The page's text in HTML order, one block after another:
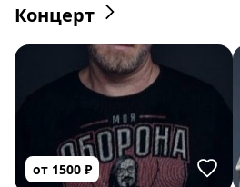
Концерт
от 1500 ₽